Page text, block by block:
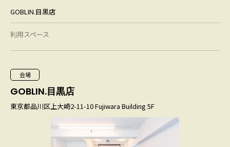
GOBLIN.目黒店
利用スペース
会場
GOBLIN.目黒店
東京都品川区上大崎2-11-10 Fujiwara Building 5F